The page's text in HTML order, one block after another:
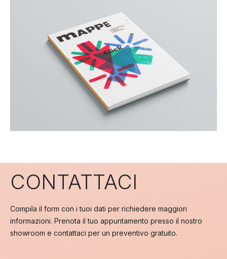
CONTATTACI
Compila il form con i tuoi dati per richiedere maggiori
informazioni. Prenota il tuo appuntamento presso il nostro
showroom e contattaci per un preventivo gratuito.